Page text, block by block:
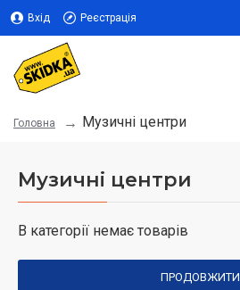
Вхід Реєстрація
Головна Музичні центри
Музичні центри
В категорії немає товарів
ПРОДОВЖИТИ